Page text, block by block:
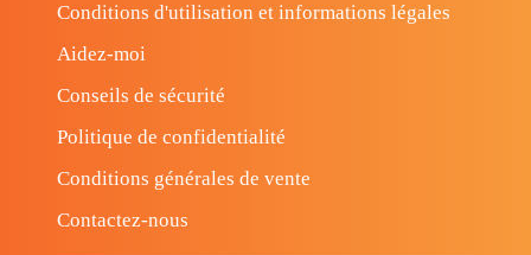
Conditions d'utilisation et informations légales
Aidez-moi
Conseils de sécurité
Politique de confidentialité
Conditions générales de vente
Contactez-nous